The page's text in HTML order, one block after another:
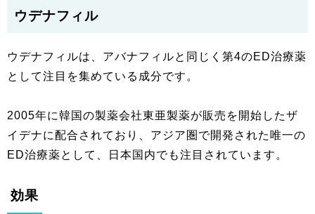
ウデナフィル
ウデナフィルは、アバナフィルと同じく第4のED治療薬
として注目を集めている成分です。
2005年に韓国の製薬会社東亜製薬が販売を開始したザ
イデナに配合されており、アジア圏で開発された唯一の
ED治療薬として、日本国内でも注目されています。
効果